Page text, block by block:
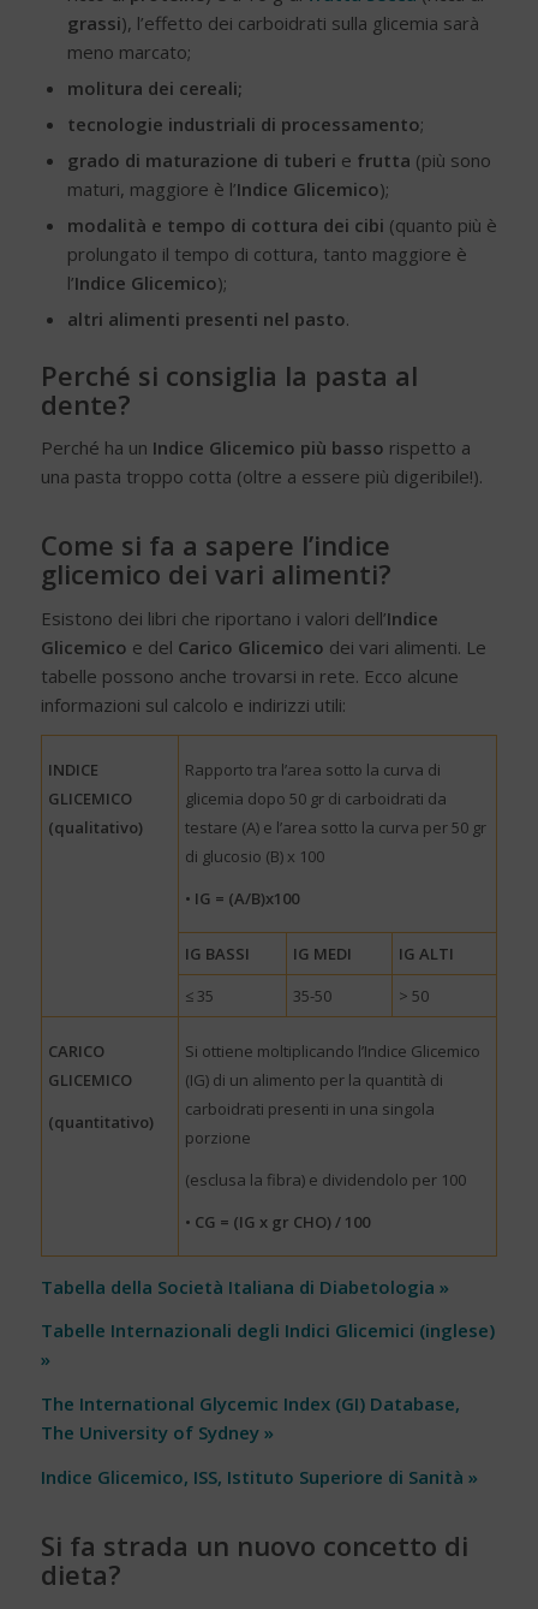
grassi), l’effetto dei carboidrati sulla glicemia sarà
meno marcato;
molitura dei cereali;
tecnologie industriali di processamento;
grado di maturazione di tuberi e frutta (più sono
maturi, maggiore è l’Indice Glicemico);
modalità e tempo di cottura dei cibi (quanto più è
prolungato il tempo di cottura, tanto maggiore è
l’Indice Glicemico);
altri alimenti presenti nel pasto.
Perché si consiglia la pasta al
dente?
Perché ha un Indice Glicemico più basso rispetto a
una pasta troppo cotta (oltre a essere più digeribile!).
Come si fa a sapere l’indice
glicemico dei vari alimenti?
Esistono dei libri che riportano i valori dell’Indice
Glicemico e del Carico Glicemico dei vari alimenti. Le
tabelle possono anche trovarsi in rete. Ecco alcune
informazioni sul calcolo e indirizzi utili:
INDICE
GLICEMICO
(qualitativo)
Rapporto tra l’area sotto la curva di
glicemia dopo 50 gr di carboidrati da
testare (A) e l’area sotto la curva per 50 gr
di glucosio (B) x 100
• IG = (A/B)x100
IG BASSI IG MEDI
IG ALTI
≤ 35
35-50 > 50
CARICO
GLICEMICO
(quantitativo)
Si ottiene moltiplicando l’Indice Glicemico
(IG) di un alimento per la quantità di
carboidrati presenti in una singola
porzione
(esclusa la fibra) e dividendolo per 100
• CG = (IG x gr CHO) / 100
Tabella della Società Italiana di Diabetologia »
Tabelle Internazionali degli Indici Glicemici (inglese)
»
The International Glycemic Index (GI) Database,
The University of Sydney »
Indice Glicemico, ISS, Istituto Superiore di Sanità »
Si fa strada un nuovo concetto di
dieta?